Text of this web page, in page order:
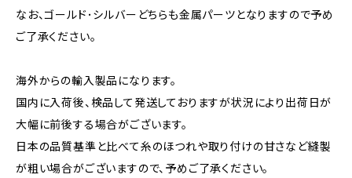
なお、ゴールド･シルバーどちらも金属パーツとなりますので予め
ご了承ください。
海外からの輸入製品になります。
国内に入荷後、検品して発送しておりますが状況により出荷日が
大幅に前後する場合がございます。
日本の品質基準と比べて糸のほつれや取り付けの甘さなど縫製
が粗い場合がございますので、予めご了承ください。